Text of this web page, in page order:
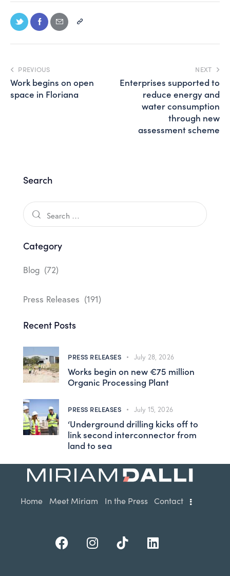
PREVIOUS
Work begins on open
space in Floriana
NEXT
Enterprises supported to
reduce energy and
water consumption
through new
assessment scheme
Search
Category
Blog (72)
Press Releases (191)
Recent Posts
PRESS RELEASES July 28, 2026
Works begin on new €75 million
Organic Processing Plant
PRESS RELEASES July 15, 2026
‘Underground drilling kicks off to
link second interconnector from
land to sea
Home Meet Miriam In the Press Contact